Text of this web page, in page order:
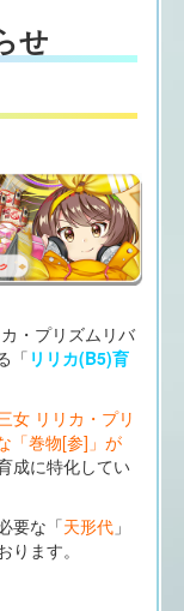
せ
・プリズムリバ
「 リリカ(B5)育
女 リリカ・プリ
「巻物[参]」が
成に特化してい
要な「天形代」
ます。